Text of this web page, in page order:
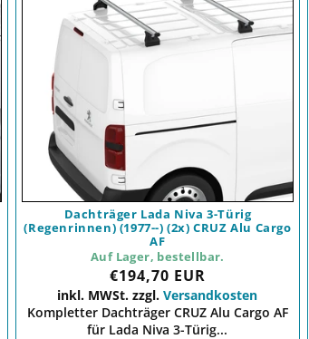
Dachträger Lada Niva 3-Türig
(Regenrinnen) (1977--) (2x) CRUZ Alu Cargo
AF
Auf Lager, bestellbar.
Preis
€194,70 EUR
inkl. MWSt. zzgl.Versandkosten
Kompletter Dachträger CRUZ Alu Cargo AF
für Lada Niva 3-Türig...